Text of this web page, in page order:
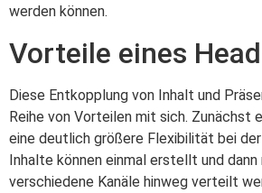
werden können.
Vorteile eines
Diese Entkopplung von Inhalt und
Reihe von Vorteilen mit sich. Zunächst
eine deutlich größere Flexibilität bei
Inhalte können einmal erstellt und
verschiedene Kanäle hinweg verteilt